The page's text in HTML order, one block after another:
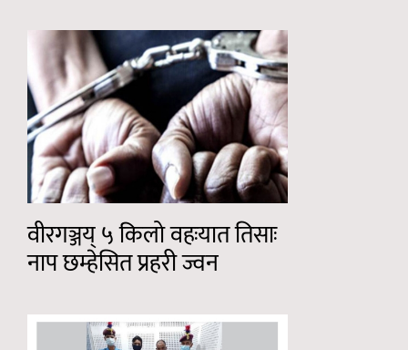
वीरगञ्जय् ५ किलो वहःयात तिसाः
नाप छम्हेसित प्रहरी ज्वन